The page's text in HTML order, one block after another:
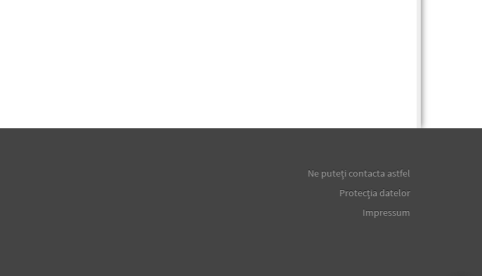
Ne puteţi contacta astfel
Protecţia datelor
Impressum